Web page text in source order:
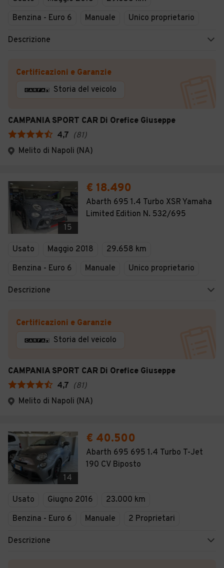
Benzina - Euro 6
Manuale Unico proprietario
Descrizione
Certificazioni e Garanzie
Storia del veicolo
CAMPANIA SPORT CAR Di Orefice Giuseppe
4,7 (81)
Melito di Napoli (NA)
15
€ 18.490
Abarth 695 1.4 Turbo XSR Yamaha
Limited Edition N. 532/695
Usato Maggio 2018
29.658 km
Benzina - Euro 6
Manuale Unico proprietario
Descrizione
Certificazioni e Garanzie
Storia del veicolo
CAMPANIA SPORT CAR Di Orefice Giuseppe
4,7 (81)
Melito di Napoli (NA)
14
€ 40.500
Abarth 695 695 1.4 Turbo T-Jet
190 CV Biposto
Usato Giugno 2016
23.000 km
Benzina - Euro 6
Manuale 2 Proprietari
Descrizione